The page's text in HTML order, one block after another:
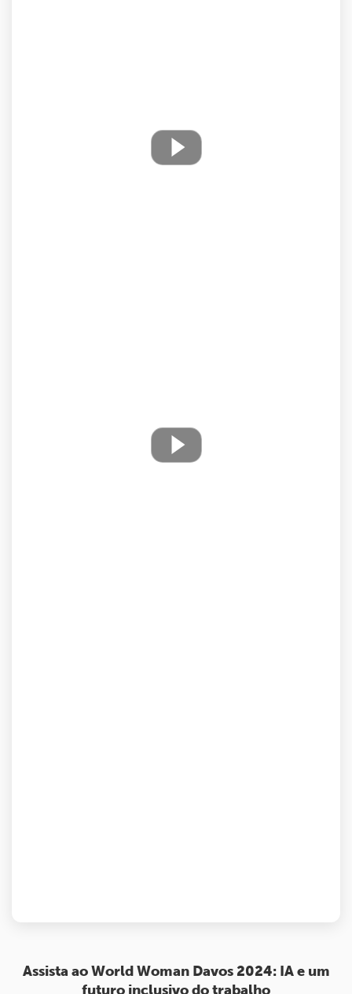
Assista ao World Woman Davos 2024: IA e um
futuro inclusivo do trabalho